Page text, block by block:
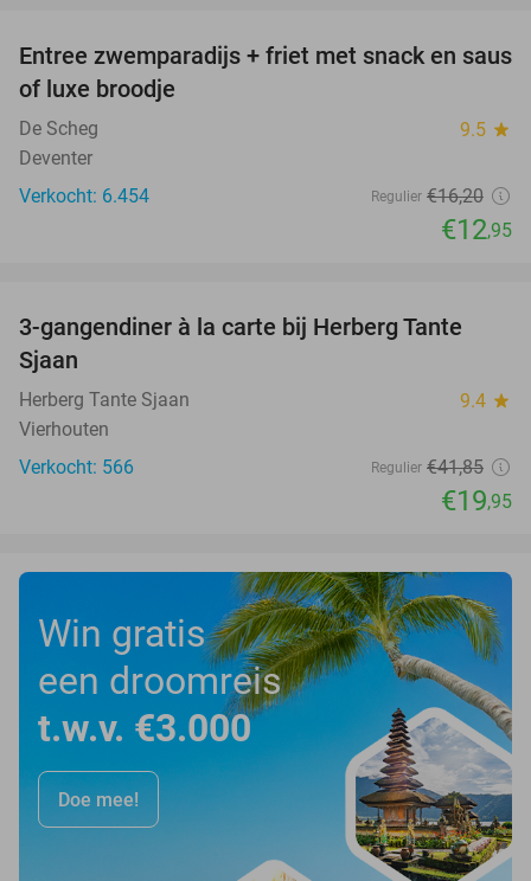
20%
Entree zwemparadijs + friet met snack en saus
of luxe broodje
De Scheg 9.5 star
Deventer
Verkocht: 6.454
Regulier €16,20
€12,95
52%
3-gangendiner à la carte bij Herberg Tante
Sjaan
Herberg Tante Sjaan 9.4 star
Vierhouten
Verkocht: 566
Regulier €41,85
€19,95
Win gratis
een droomreis
t.w.v. €3.000
Doe mee!